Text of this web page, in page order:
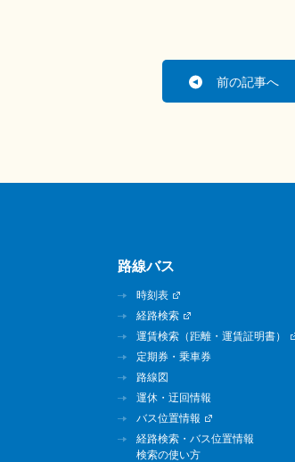
前の記事へ
路線バス
時刻表
経路検索
運賃検索（距離・運賃証明書）
定期券・乗車券
路線図
運休・迂回情報
バス位置情報
経路検索・バス位置情報
検索の使い方